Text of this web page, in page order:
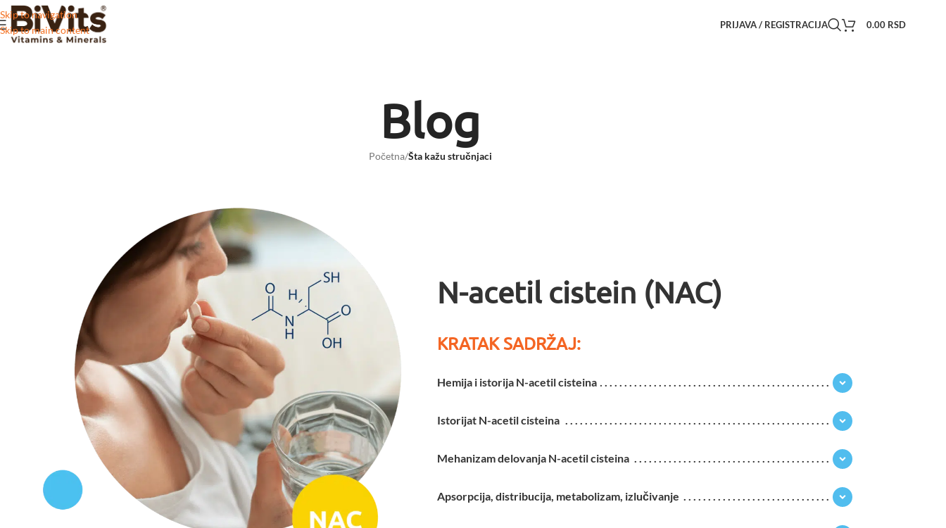
Skip to navigation
Skip to main content
PRIJAVA / REGISTRACIJA 0.00 RSD
Blog
Početna/Šta kažu stručnjaci
N-acetil cistein (NAC)
KRATAK SADRŽAJ:
Hemija i istorija N-acetil cisteina
Istorijat N-acetil cisteina
Mehanizam delovanja N-acetil cisteina
Apsorpcija, distribucija, metabolizam, izlučivanje